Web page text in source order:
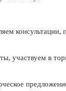
консультации,
участвуем в